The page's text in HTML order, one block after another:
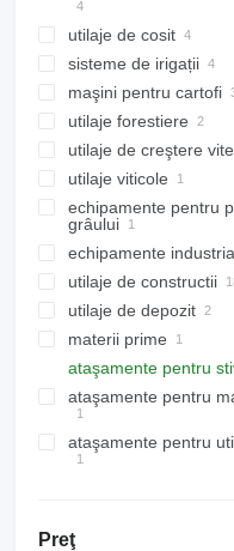
cultivatoare de
grape
grape cu discuri
tocatoari de resturi
utilaje de
tractor
regeneratoare de
freze de sol
plug de muşuroit
distribuitoare de
distribuitoare de
remorci de
distribuitoare de
lichide
utilaje de cosit
cositori
cositori rotative
utilaje de greblare
remorci baloți
sisteme de irigații
maşini de erbicidat
instalaţii de irigare
maşini pentru cartofi
maşni pentru
freze de muşuroit
maşini de scos
utilaje forestiere
tocătoare forestiere
utilaje de creştere vite
utilaje de creştere
utilaje viticole
tractoare viticole
echipamente pentru
grâului
șnecuri pentru
echipamente
generatoare
generatoare
ataşamente de
pompe
motopompe
echipamente
mașini de
utilaje de constructii
excavatoare
excavatoare pe
încărcătoare de
mini-
încărcătoare
cilindri compactori
mini cilindri
platforme aeriene
utilaje de depozit
stivuitoare
cărucioare
materii prime
materiale de
materiale
ataşamente pentru
rotatoare pentru
ataşamente pentru
cupe pentru siloz
ataşamente pentru
Preţ